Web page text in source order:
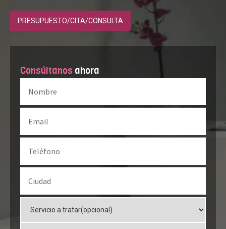
PRESUPUESTO/CITA/CONSULTA
Consúltanos ahora